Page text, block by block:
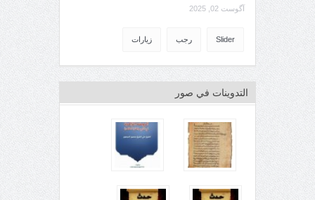
آگوست 02, 2025
Slider رجب زيارات
التدوينات في صور